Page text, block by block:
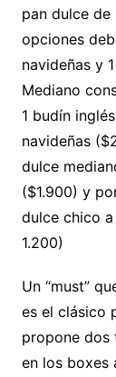
pan dulce de
opciones
navideñas y
Mediano
1 budín
navideñas
dulce
($1.900) y
dulce chico
1.200)
Un “must”
es el clásico
propone dos
en los boxes